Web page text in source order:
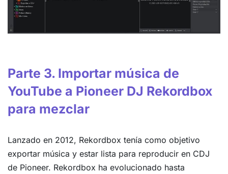
Parte 3. Importar música de
YouTube a Pioneer DJ Rekordbox
para mezclar
Lanzado en 2012, Rekordbox tenía como objetivo
exportar música y estar lista para reproducir en CDJ
de Pioneer. Rekordbox ha evolucionado hasta